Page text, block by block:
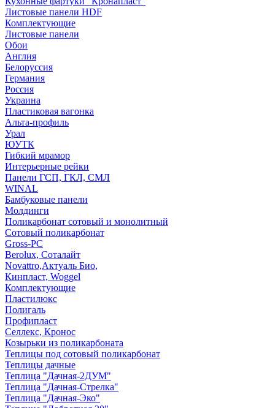
Листовые панели HDF
Комплектующие
Листовые панели
Обои
Англия
Белоруссия
Германия
Россия
Украина
Пластиковая вагонка
Альта-профиль
Урал
ЮУТК
Гибкий мрамор
Интерьерные рейки
Панели ГСП, ГКЛ, СМЛ
WINAL
Бамбуковые панели
Молдинги
Поликарбонат сотовый и монолитный
Сотовый поликарбонат
Gross-PC
Berolux, Соталайт
Novattro,Актуаль Био,
Кинпласт, Woggel
Комплектующие
Пластилюкс
Полигаль
Профипласт
Селлекс, Кронос
Козырьки из поликарбоната
Теплицы под сотовый поликарбонат
Теплицы дачные
Теплица "Дачная-2ДУМ"
Теплица "Дачная-Стрелка"
Теплица "Дачная-Эко"